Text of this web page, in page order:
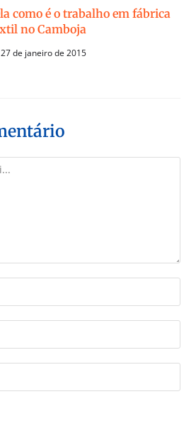
como é o trabalho em fábrica
no Camboja
27 de janeiro de 2015